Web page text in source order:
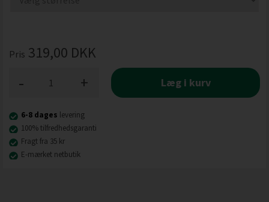
Pris 319,00 DKK
+
- Læg i kurv
6-8 dages levering
100% tilfredhedsgaranti
Fragt fra 35 kr
E-mærket netbutik